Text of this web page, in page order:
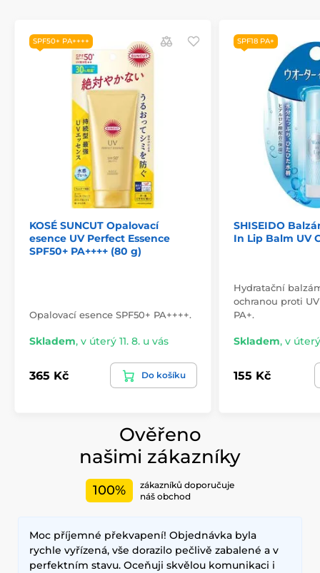
SPF50+ PA++++
KOSÉ SUNCUT Opalovací
esence UV Perfect Essence
SPF50+ PA++++ (80 g)
Opalovací esence SPF50+ PA++++.
Skladem, v úterý 11. 8. u vás
365 Kč Do košíku
SPF18 PA+
SHISEIDO
In Lip Balm UV
Hydratační
ochranou proti UV
PA+.
Skladem, v úterý
155 Kč
Ověřeno
našimi zákazníky
100%
zákazníků doporučuje
náš obchod
Moc příjemné překvapení! Objednávka byla
rychle vyřízená, vše dorazilo pečlivě zabalené a v
perfektním stavu. Oceňuji skvělou komunikaci i